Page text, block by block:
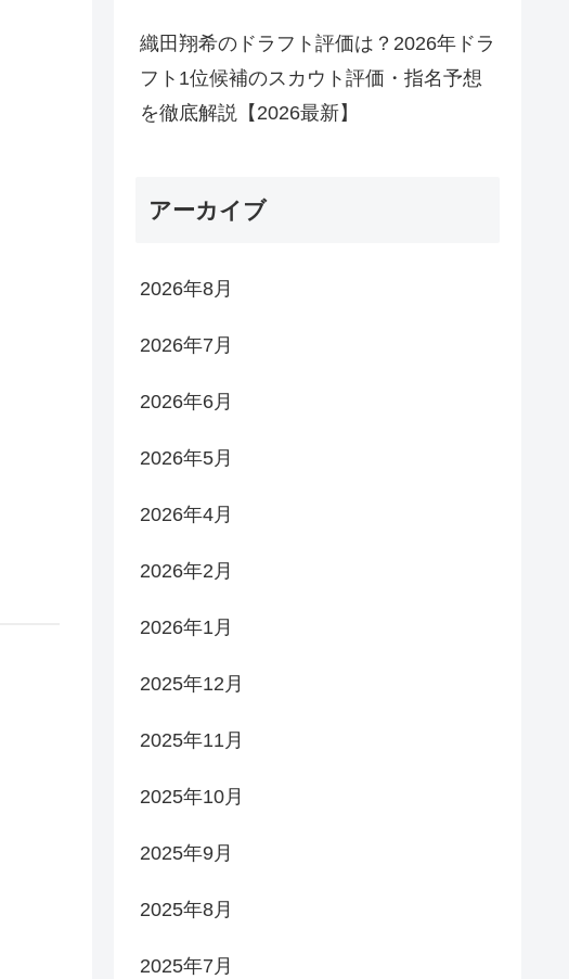
織田翔希のドラフト評価は？2026年ドラ
フト1位候補のスカウト評価・指名予想
を徹底解説【2026最新】
アーカイブ
2026年8月
2026年7月
2026年6月
2026年5月
2026年4月
2026年2月
2026年1月
2025年12月
2025年11月
2025年10月
2025年9月
2025年8月
2025年7月